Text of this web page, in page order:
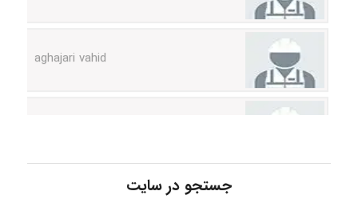
Alirez0990
جستجو در سایت